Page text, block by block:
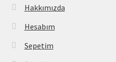
Hakkımızda
Hesabım
Sepetim